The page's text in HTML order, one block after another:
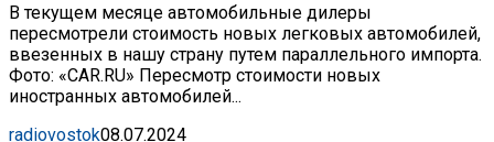
В текущем месяце автомобильные дилеры
пересмотрели стоимость новых легковых автомобилей,
ввезенных в нашу страну путем параллельного импорта.
Фото: «CAR.RU» Пересмотр стоимости новых
иностранных автомобилей...
radiovostok08.07.2024